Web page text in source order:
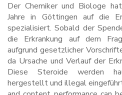
Der Chemiker und Biologe
Jahre in Göttingen auf die
spezialisiert. Sobald der
die Erkrankung auf dem
aufgrund gesetzlicher
da Ursache und Verlauf der
Diese Steroide werden
hergestellt und illegal